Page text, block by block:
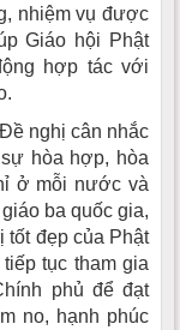
nhiệm vụ được
Giáo hội Phật
hợp tác với
nghị cân nhắc
hòa hợp, hòa
ở mỗi nước và
ba quốc gia,
tốt đẹp của Phật
tục tham gia
phủ để đạt
no, hạnh phúc